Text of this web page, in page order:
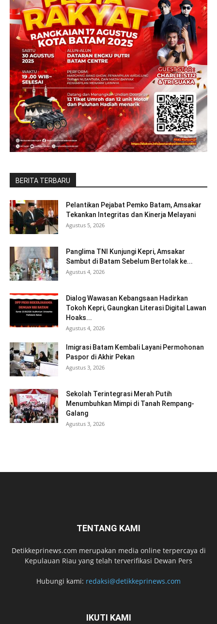
BERITA TERBARU
Pelantikan Pejabat Pemko Batam, Amsakar
Tekankan Integritas dan Kinerja Melayani
Agustus 5, 2026
Panglima TNI Kunjungi Kepri, Amsakar
Sambut di Batam Sebelum Bertolak ke...
Agustus 4, 2026
Dialog Wawasan Kebangsaan Hadirkan
Tokoh Kepri, Gaungkan Literasi Digital Lawan
Hoaks...
Agustus 4, 2026
Imigrasi Batam Kembali Layani Permohonan
Paspor di Akhir Pekan
Agustus 3, 2026
Sekolah Terintegrasi Merah Putih
Menumbuhkan Mimpi di Tanah Rempang-
Galang
Agustus 3, 2026
TENTANG KAMI
Detikkeprinews.com merupakan media online terpercaya di
Kepulauan Riau yang telah terverifikasi Dewan Pers
Hubungi kami: redaksi@detikkeprinews.com
IKUTI KAMI